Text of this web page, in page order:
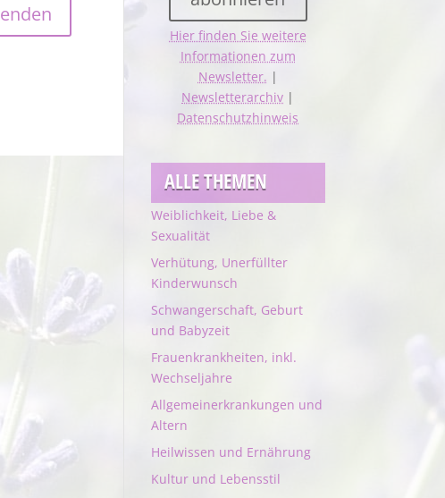
Hier finden Sie weitere
Informationen zum
Newsletter. |
Newsletterarchiv |
Datenschutzhinweis
ALLE THEMEN
Weiblichkeit, Liebe &
Sexualität
Verhütung, Unerfüllter
Kinderwunsch
Schwangerschaft, Geburt
und Babyzeit
Frauenkrankheiten, inkl.
Wechseljahre
Allgemeinerkrankungen und
Altern
Heilwissen und Ernährung
Kultur und Lebensstil